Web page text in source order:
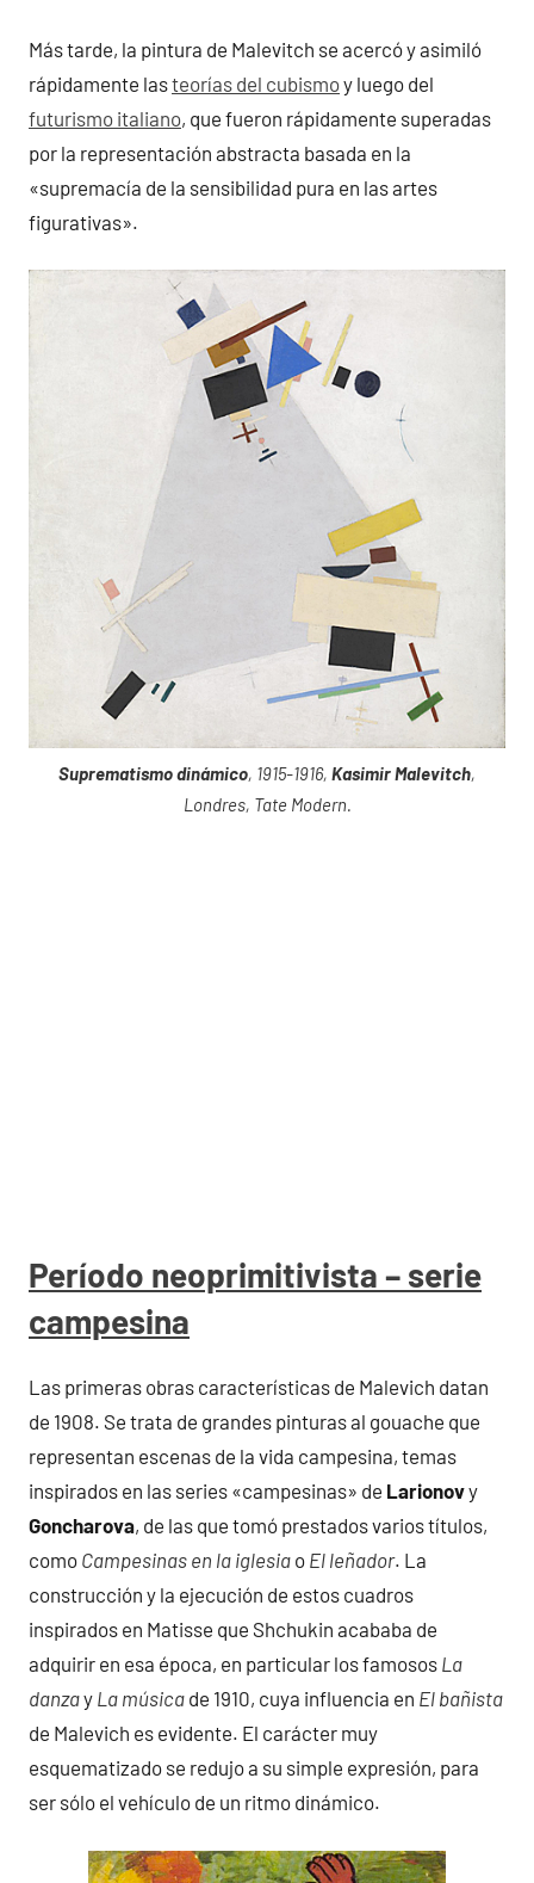
Más tarde, la pintura de Malevitch se acercó y asimiló
rápidamente lasteorías del cubismoy luego del
futurismo italiano, que fueron rápidamente superadas
por la representación abstracta basada en la
«supremacía de la sensibilidad pura en las artes
figurativas».
Suprematismo dinámico, 1915-1916, Kasimir Malevitch,
Londres, Tate Modern.
Período neoprimitivista – serie
campesina
Las primeras obras características de Malevich datan
de 1908. Se trata de grandes pinturas al gouache que
representan escenas de la vida campesina, temas
inspirados en las series «campesinas» de Larionovy
Goncharova, de las que tomó prestados varios títulos,
como Campesinas en la iglesia o El leñador. La
construcción y la ejecución de estos cuadros
inspirados en Matisse que Shchukin acababa de
adquirir en esa época, en particular los famosos La
danzay La música de 1910, cuya influencia en El bañista
de Malevich es evidente. El carácter muy
esquematizado se redujo a su simple expresión, para
ser sólo el vehículo de un ritmo dinámico.